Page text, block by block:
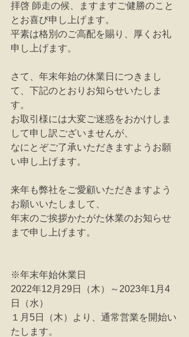
拝啓 師走の候、ますますご健勝のこと
とお喜び申し上げます。
平素は格別のご高配を賜り、厚くお礼
申し上げます。
さて、年末年始の休業日につきまし
て、下記のとおりお知らせいたしま
す。
お取引様には大変ご迷惑をおかけしま
して申し訳ございませんが、
なにとぞご了承いただきますようお願
い申し上げます。
来年も弊社をご愛顧いただきますよう
お願いいたしまして、
年末のご挨拶かたがた休業のお知らせ
まで申し上げます。
※年末年始休業日
2022年12月29日（木）～2023年1月4
日（水）
１月5日（木）より、通常営業を開始い
たします。